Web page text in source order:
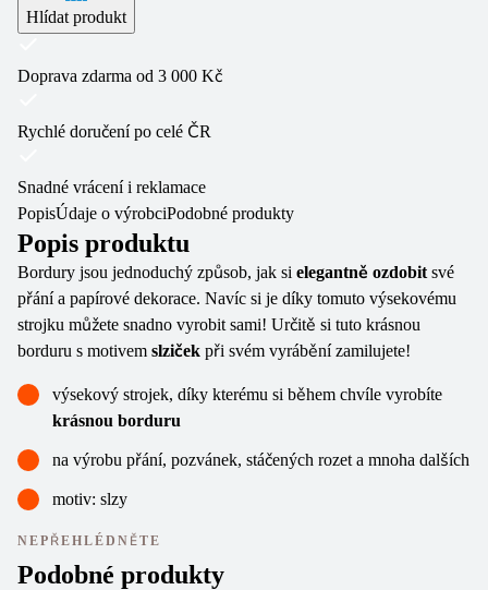
Hlídat produkt
Doprava zdarma od 3 000 Kč
Rychlé doručení po celé ČR
Snadné vrácení i reklamace
PopisÚdaje o výrobciPodobné produkty
Popis produktu
Bordury jsou jednoduchý způsob, jak si elegantně ozdobit své
přání a papírové dekorace. Navíc si je díky tomuto výsekovému
strojku můžete snadno vyrobit sami! Určitě si tuto krásnou
borduru s motivem slziček při svém vyrábění zamilujete!
výsekový strojek, díky kterému si během chvíle vyrobíte
krásnou borduru
na výrobu přání, pozvánek, stáčených rozet a mnoha dalších
motiv: slzy
NEPŘEHLÉDNĚTE
Podobné produkty